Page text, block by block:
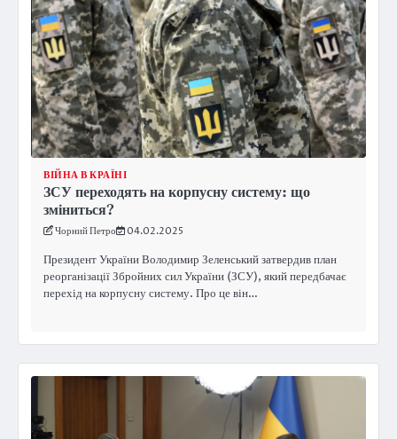
ВІЙНА В КРАЇНІ
ЗСУ переходять на корпусну систему: що
зміниться?
Чорний Петро 04.02.2025
Президент України Володимир Зеленський затвердив план
реорганізації Збройних сил України (ЗСУ), який передбачає
перехід на корпусну систему. Про це він…